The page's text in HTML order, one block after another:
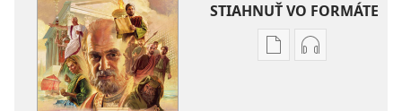
STIAHNUŤ VO FORMÁTE
MožnostiMožnosti